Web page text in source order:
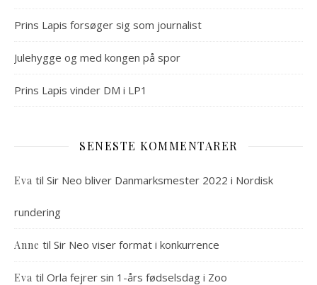
Prins Lapis forsøger sig som journalist
Julehygge og med kongen på spor
Prins Lapis vinder DM i LP1
SENESTE KOMMENTARER
Eva til Sir Neo bliver Danmarksmester 2022 i Nordisk
rundering
Anne til Sir Neo viser format i konkurrence
Eva til Orla fejrer sin 1-års fødselsdag i Zoo